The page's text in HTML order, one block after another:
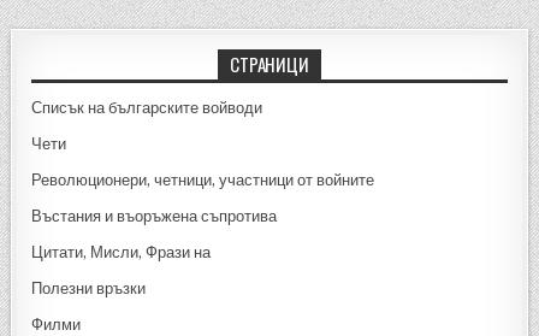
b
o
o
g
er
СТРАНИЦИ
Списък на българските войводи
Чети
Революционери, четници, участници от войните
Въстания и въоръжена съпротива
Цитати, Мисли, Фрази на
Полезни връзки
Филми